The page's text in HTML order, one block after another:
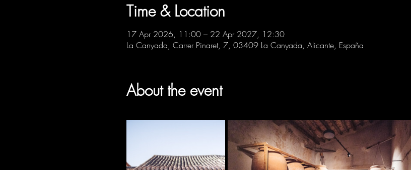
Time & Location
17 Apr 2026, 11:00 – 22 Apr 2027, 12:30
La Canyada, Carrer Pinaret, 7, 03409 La Canyada, Alicante, España
About the event